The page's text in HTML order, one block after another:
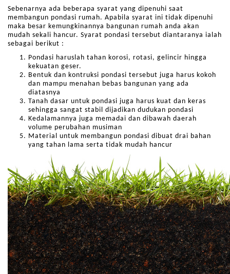
Sebenarnya ada beberapa syarat yang dipenuhi saat
membangun pondasi rumah. Apabila syarat ini tidak dipenuhi
maka besar kemungkinannya bangunan rumah anda akan
mudah sekali hancur. Syarat pondasi tersebut diantaranya ialah
sebagai berikut :
Pondasi haruslah tahan korosi, rotasi, gelincir hingga
kekuatan geser.
Bentuk dan kontruksi pondasi tersebut juga harus kokoh
dan mampu menahan bebas bangunan yang ada
diatasnya
Tanah dasar untuk pondasi juga harus kuat dan keras
sehingga sangat stabil dijadikan dudukan pondasi
Kedalamannya juga memadai dan dibawah daerah
volume perubahan musiman
Material untuk membangun pondasi dibuat drai bahan
yang tahan lama serta tidak mudah hancur